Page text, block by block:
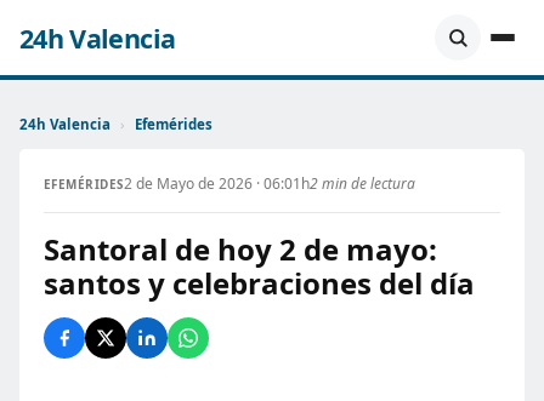
24h Valencia
24h Valencia › Efemérides
EFEMÉRIDES2 de Mayo de 2026 · 06:01h2 min de lectura
Santoral de hoy 2 de mayo:
santos y celebraciones del día